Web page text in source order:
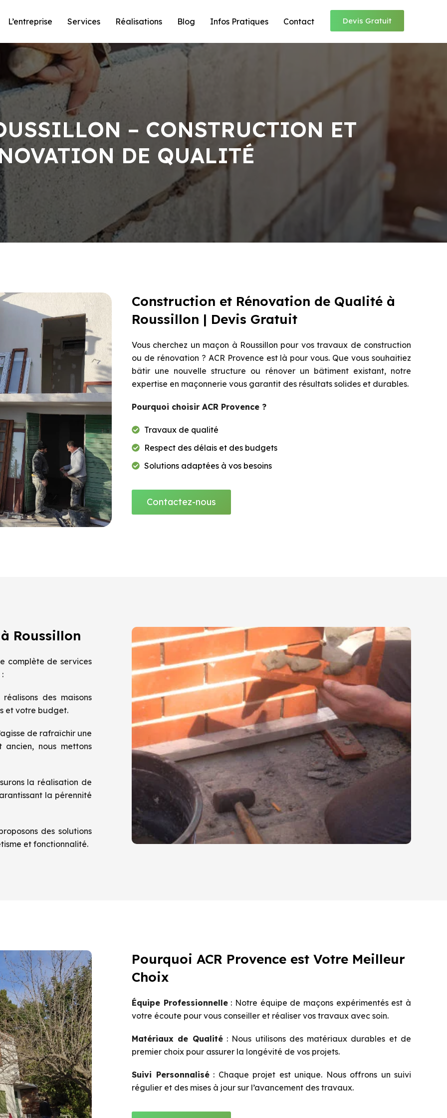
L’entreprise Services Réalisations Blog Infos Pratiques Contact Devis Gratuit
– CONSTRUCTION ET
DE QUALITÉ
Construction et Rénovation de Qualité à
Roussillon | Devis Gratuit
Vous cherchez un maçon à Roussillon pour vos travaux de construction
ou de rénovation ? ACR Provence est là pour vous. Que vous souhaitiez
bâtir une nouvelle structure ou rénover un bâtiment existant, notre
expertise en maçonnerie vous garantit des résultats solides et durables.
Pourquoi choisir ACR Provence ?
Travaux de qualité
Respect des délais et des budgets
Solutions adaptées à vos besoins
Contactez-nous
Roussillon
complète de services
réalisons des maisons
et votre budget.
de rafraîchir une
nous mettons
la réalisation de
la pérennité
des solutions
et fonctionnalité.
Pourquoi ACR Provence est Votre Meilleur
Choix
Équipe Professionnelle: Notre équipe de maçons expérimentés est à
votre écoute pour vous conseiller et réaliser vos travaux avec soin.
Matériaux de Qualité: Nous utilisons des matériaux durables et de
premier choix pour assurer la longévité de vos projets.
Suivi Personnalisé: Chaque projet est unique. Nous offrons un suivi
régulier et des mises à jour sur l’avancement des travaux.